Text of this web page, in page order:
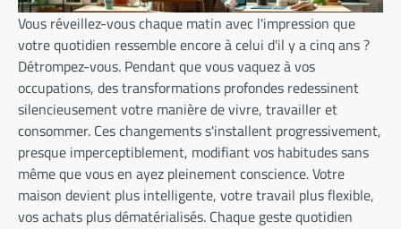
Vous réveillez-vous chaque matin avec l'impression que
votre quotidien ressemble encore à celui d'il y a cinq ans ?
Détrompez-vous. Pendant que vous vaquez à vos
occupations, des transformations profondes redessinent
silencieusement votre manière de vivre, travailler et
consommer. Ces changements s'installent progressivement,
presque imperceptiblement, modifiant vos habitudes sans
même que vous en ayez pleinement conscience. Votre
maison devient plus intelligente, votre travail plus flexible,
vos achats plus dématérialisés. Chaque geste quotidien